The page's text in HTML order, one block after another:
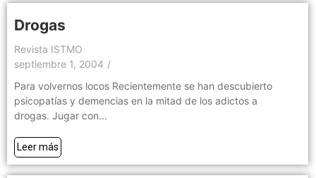
Drogas
Revista ISTMO
septiembre 1, 2004 /
Para volvernos locos Recientemente se han descubierto
psicopatías y demencias en la mitad de los adictos a
drogas. Jugar con...
Leer más